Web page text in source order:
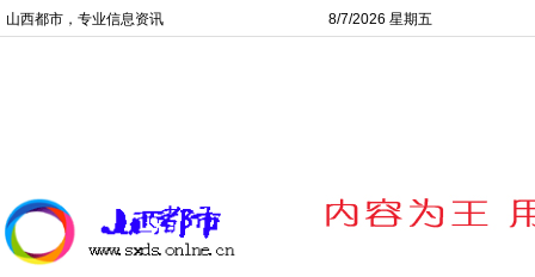
山西都市，专业信息资讯 8/7/2026 星期五